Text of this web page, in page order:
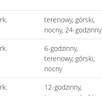
terenowy, górski,
nocny, 24-godzinny
6-godzinny,
terenowy, górski,
nocny
12-godzinny,